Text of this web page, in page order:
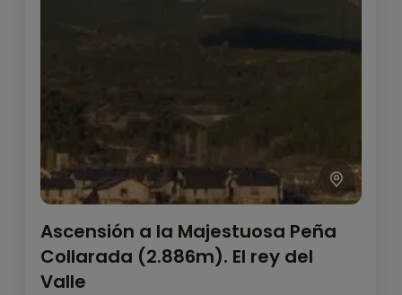
Ascensión a la Majestuosa Peña
Collarada (2.886m). El rey del
Valle